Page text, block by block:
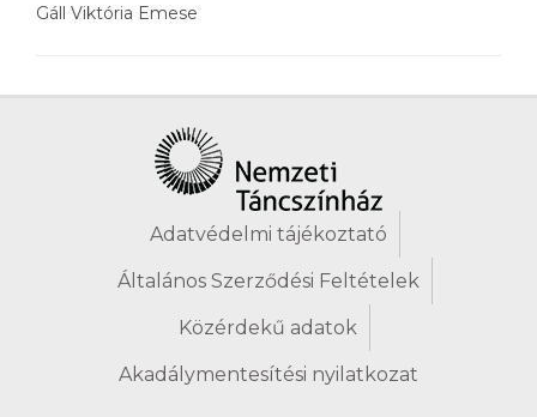
Gáll Viktória Emese
Adatvédelmi tájékoztató
Általános Szerződési Feltételek
Közérdekű adatok
Akadálymentesítési nyilatkozat